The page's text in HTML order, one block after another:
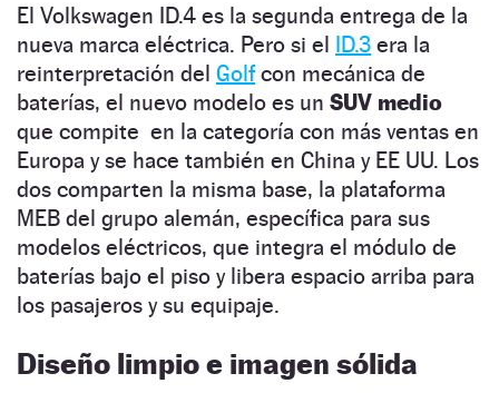
El Volkswagen ID.4 es la segunda entrega de la
nueva marca eléctrica. Pero si el ID.3 era la
reinterpretación del Golf con mecánica de
baterías, el nuevo modelo es un SUV medio
que compite en la categoría con más ventas en
Europa y se hace también en China y EE UU. Los
dos comparten la misma base, la plataforma
MEB del grupo alemán, específica para sus
modelos eléctricos, que integra el módulo de
baterías bajo el piso y libera espacio arriba para
los pasajeros y su equipaje.
Diseño limpio e imagen sólida